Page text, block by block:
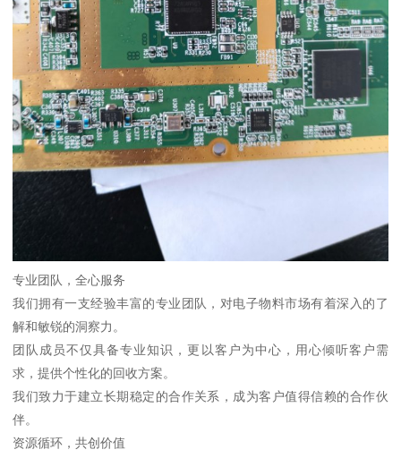
专业团队，全心服务
我们拥有一支经验丰富的专业团队，对电子物料市场有着深入的了
解和敏锐的洞察力。
团队成员不仅具备专业知识，更以客户为中心，用心倾听客户需
求，提供个性化的回收方案。
我们致力于建立长期稳定的合作关系，成为客户值得信赖的合作伙
伴。
资源循环，共创价值